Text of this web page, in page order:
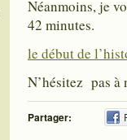
Néanmoins, je
42 minutes.
le début de
N’hésitez pas
Partager: